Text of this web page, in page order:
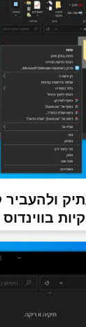
ולהעביר
בווינדוס 10